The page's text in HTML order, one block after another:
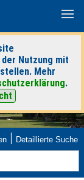
Nutzung mit
Mehr
.
| Detaillierte Suche